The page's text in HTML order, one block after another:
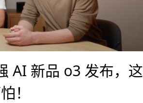
AI 新品 o3 发布，这
！